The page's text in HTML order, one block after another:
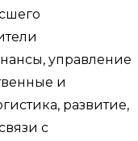
управление
и
развитие,
с